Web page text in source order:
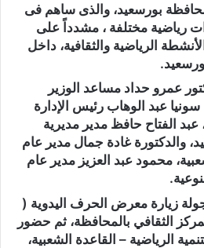
بورسعيد، والذى ساهم فى
رياضية مختلفة ، مشدداً على
الرياضية والثقافية، داخل
عمرو حداد مساعد الوزير
سونيا عبد الوهاب رئيس الإدارة
عبد الفتاح حافظ مدير مديرية
والدكتورة غادة جمال مدير عام
محمود عبد العزيز مدير عام
زيارة معرض الحرف اليدوية (
الثقافي بالمحافظة، ثم حضور
الرياضية – القاعدة الشعبية،